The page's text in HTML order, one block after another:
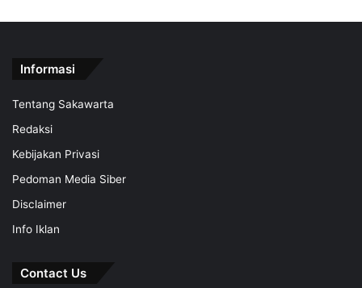
Informasi
Tentang Sakawarta
Redaksi
Kebijakan Privasi
Pedoman Media Siber
Disclaimer
Info Iklan
Contact Us